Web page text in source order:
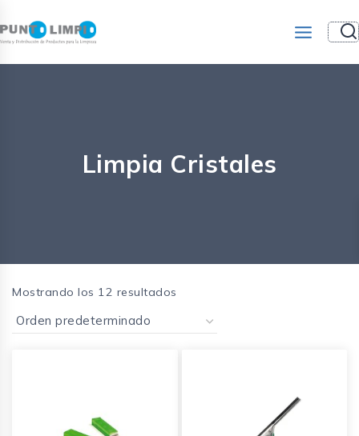
Limpia Cristales
Mostrando los 12 resultados